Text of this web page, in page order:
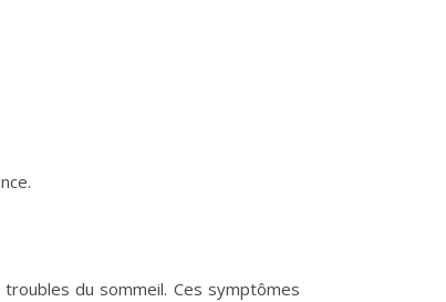
du sommeil. Ces symptômes